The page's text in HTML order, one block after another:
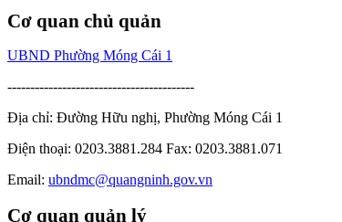
Cơ quan chủ quản
UBND Phường Móng Cái 1
-----------------------------------------
Địa chỉ: Đường Hữu nghị, Phường Móng Cái 1
Điện thoại: 0203.3881.284 Fax: 0203.3881.071
Email: ubndmc@quangninh.gov.vn
Cơ quan quản lý